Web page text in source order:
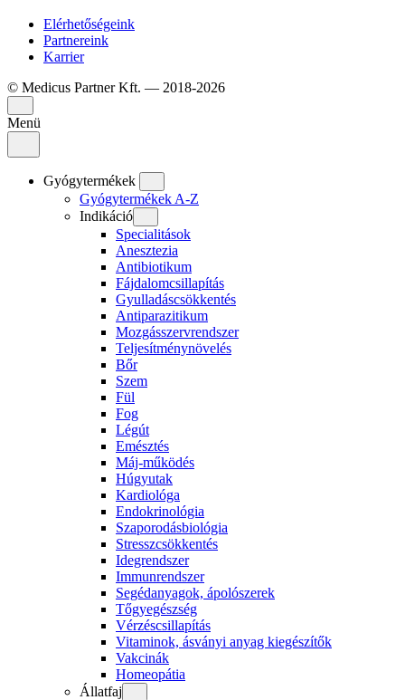
Elérhetőségeink
Partnereink
Karrier
© Medicus Partner Kft. — 2018-2026
Menü
Gyógytermékek
Gyógytermékek A-Z
Indikáció
Specialitások
Anesztezia
Antibiotikum
Fájdalomcsillapítás
Gyulladáscsökkentés
Antiparazitikum
Mozgásszervrendszer
Teljesítménynövelés
Bőr
Szem
Fül
Fog
Légút
Emésztés
Máj-működés
Húgyutak
Kardiológa
Endokrinológia
Szaporodásbiológia
Stresszcsökkentés
Idegrendszer
Immunrendszer
Segédanyagok, ápolószerek
Tőgyegészség
Vérzéscsillapítás
Vitaminok, ásványi anyag kiegészítők
Vakcinák
Homeopátia
Állatfaj